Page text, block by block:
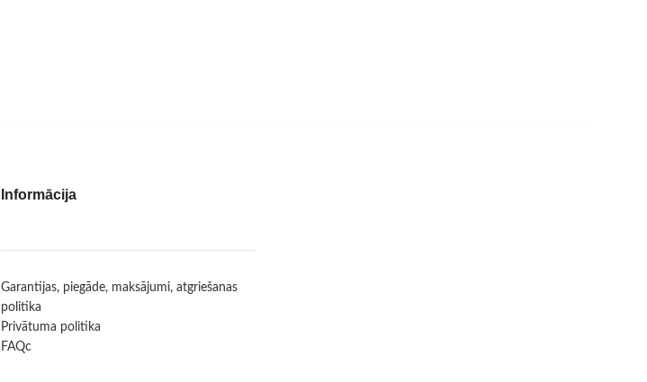
Informācija
Garantijas, piegāde, maksājumi, atgriešanas
politika
Privātuma politika
FAQc